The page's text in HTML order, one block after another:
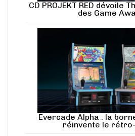
CD PROJEKT RED dévoile
des Game
Evercade Alpha : la
réinvente le